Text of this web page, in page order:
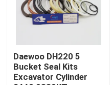
Σπίτι
Βίντεο
Daewoo DH220 5
Bucket Seal Kits
Excavator Cylinder